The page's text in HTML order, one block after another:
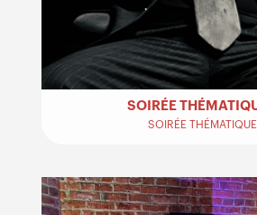
SOIRÉE THÉMATIQUE